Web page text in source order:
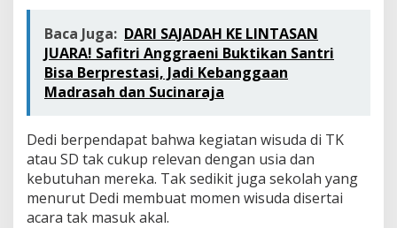
S
M
A
Baca Juga: DARI SAJADAH KE LINTASAN
JUARA! Safitri Anggraeni Buktikan Santri
Bisa Berprestasi, Jadi Kebanggaan
Madrasah dan Sucinaraja
Dedi berpendapat bahwa kegiatan wisuda di TK
atau SD tak cukup relevan dengan usia dan
kebutuhan mereka. Tak sedikit juga sekolah yang
menurut Dedi membuat momen wisuda disertai
acara tak masuk akal.